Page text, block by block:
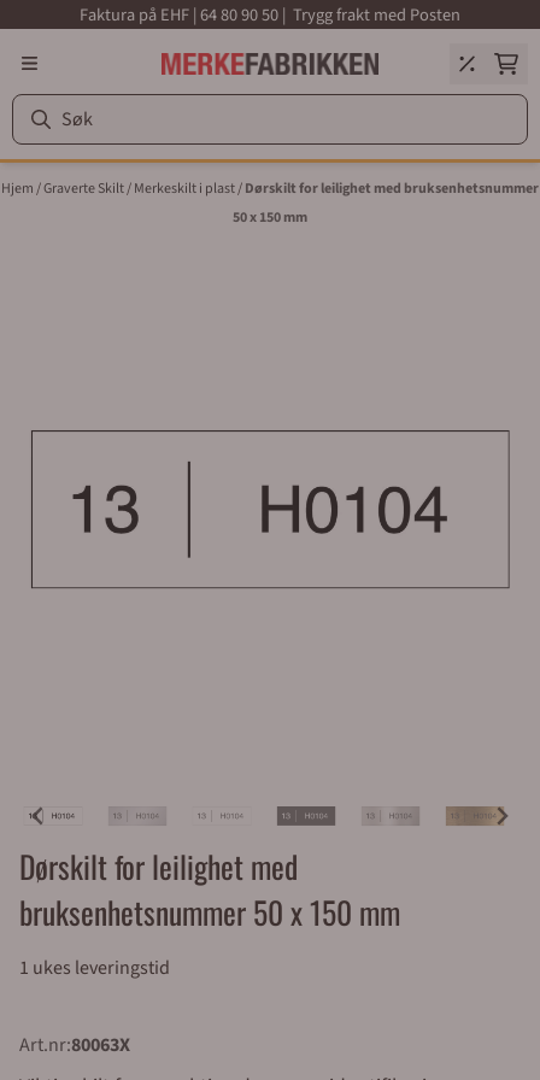
Hopp til innholdFaktura på EHF | 64 80 90 50 | Trygg frakt med Posten
Hjem/Graverte Skilt/Merkeskilt i plast/Dørskilt for leilighet med bruksenhetsnummer
50 x 150 mm
Dørskilt for leilighet med
bruksenhetsnummer 50 x 150 mm
1 ukes leveringstid
Art.nr:80063X